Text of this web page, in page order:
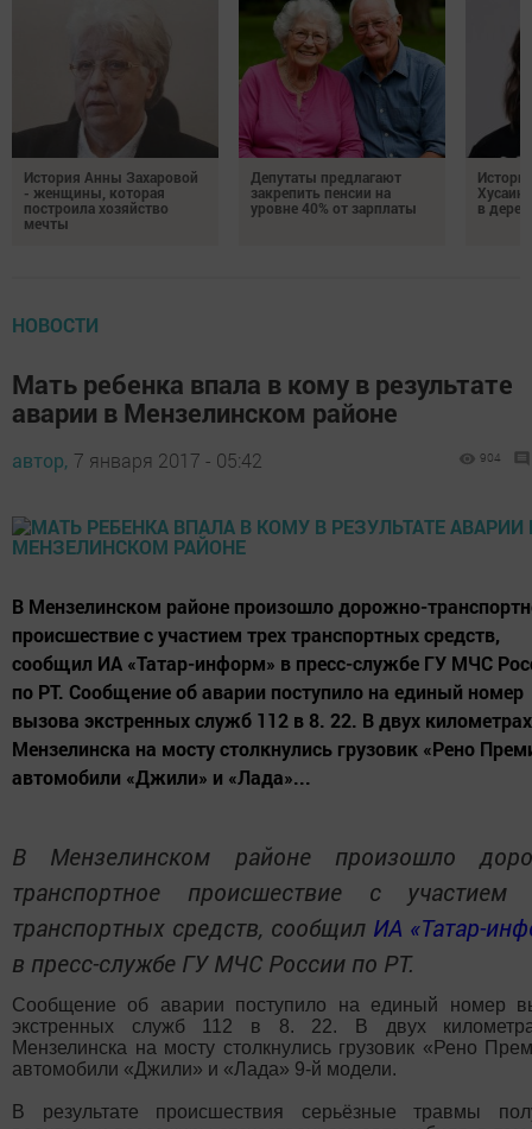
История Анны Захаровой
- женщины, которая
построила хозяйство
мечты
Депутаты предлагают
закрепить пенсии на
уровне 40% от зарплаты
в
НОВОСТИ
Мать ребенка впала в кому в результате
аварии в Мензелинском районе
автор, 7 января 2017 - 05:42 0 0
В Мензелинском районе произошло дорожно-
транспортное происшествие с участием трех
транспортных средств, сообщил ИА «Татар-информ» в
пресс-службе ГУ МЧС России по РТ. Сообщение об
аварии поступило на единый номер вызова экстренных
служб 112 в 8. 22. В двух километрах от Мензелинска
на мосту столкнулись грузовик «Рено Премиум»,
В Мензелинском районе произошло дорожно-
транспортное происшествие с участием трех
транспортных средств, сообщилИА «Татар-
информ»
в пресс-службе ГУ МЧС России по РТ.
Сообщение об аварии поступило на единый номер
вызова экстренных служб 112 в 8. 22. В двух километрах
от Мензелинска на мосту столкнулись грузовик «Рено